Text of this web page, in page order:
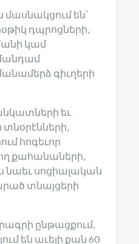
են՝
դպրոցների,
կամ
գիւղերի
եւ
հոգեւոր
քահանաների,
նաեւ սոցիալական
տնայցերի
ընթացքում,
են աւելի քան 60